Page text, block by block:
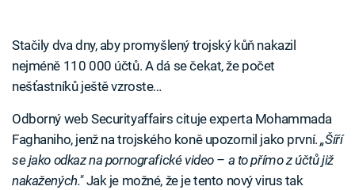
Stačily dva dny, aby promyšlený trojský kůň nakazil
nejméně 110 000 účtů. A dá se čekat, že počet
nešťastníků ještě vzroste…
Odborný web Securityaffairs cituje experta Mohammada
Faghaniho, jenž na trojského koně upozornil jako první.„Šíří
se jako odkaz na pornografické video – a to přímo z účtů již
nakažených."Jak je možné, že je tento nový virus tak